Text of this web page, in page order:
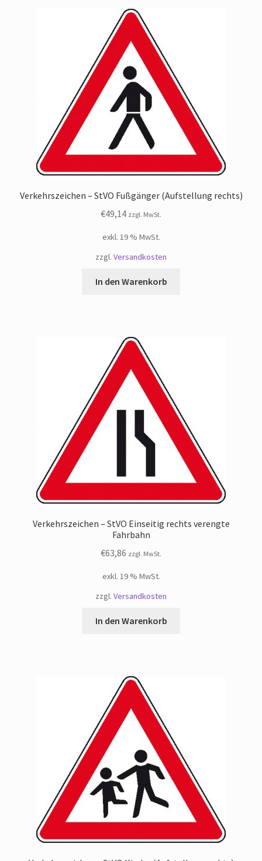
Verkehrszeichen – StVO Fußgänger (Aufstellung rechts)
€49,14 zzgl. MwSt.
exkl. 19 % MwSt.
zzgl. Versandkosten
In den Warenkorb
Verkehrszeichen – StVO Einseitig rechts verengte
Fahrbahn
€63,86 zzgl. MwSt.
exkl. 19 % MwSt.
zzgl. Versandkosten
In den Warenkorb